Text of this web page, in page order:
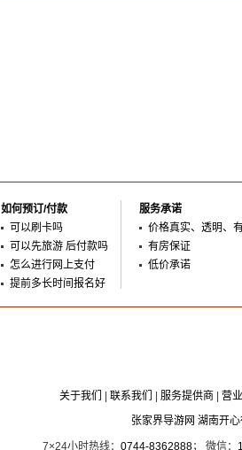
如何预订/付款
可以刷卡吗
可以先旅游 后付款吗
怎么进行网上支付
提前多长时间报名好
服务承诺
价格真实、透明、
有房保证
低价承诺
关于我们 联系我们 服务提供商
营
张家界导游网 湖南开
7×24小时热线： 0744-8362888； 微信：